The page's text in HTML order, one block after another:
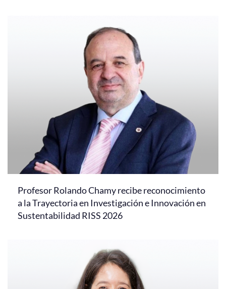
Profesor Rolando Chamy recibe reconocimiento
a la Trayectoria en Investigación e Innovación en
Sustentabilidad RISS 2026